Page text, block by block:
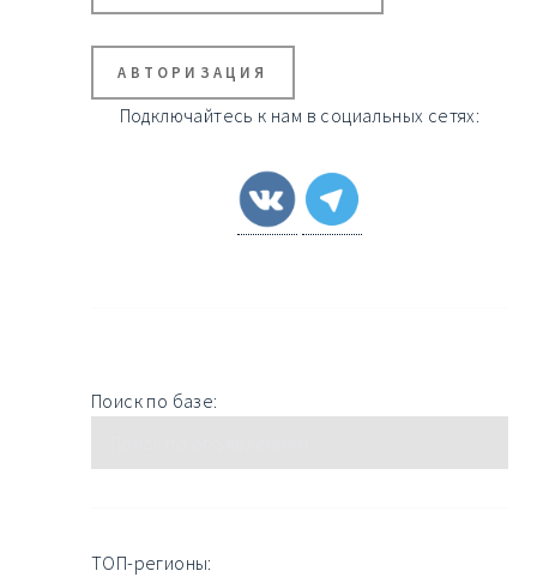
АВТОРИЗАЦИЯ
Подключайтесь к нам в социальных сетях:
Поиск по базе:
ТОП-регионы: